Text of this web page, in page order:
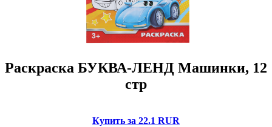
Раскраска БУКВА-ЛЕНД Машинки, 12
стр
Купить за 22.1 RUR